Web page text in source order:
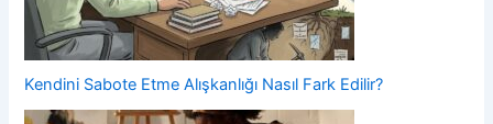
Kendini Sabote Etme Alışkanlığı Nasıl Fark Edilir?